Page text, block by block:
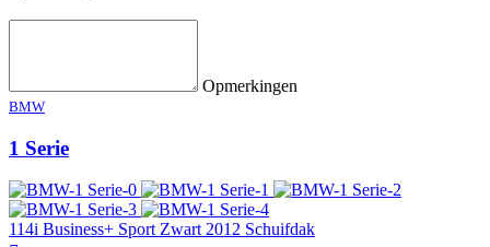
Opmerkingen
BMW
1 Serie
114i Business+ Sport Zwart 2012 Schuifdak